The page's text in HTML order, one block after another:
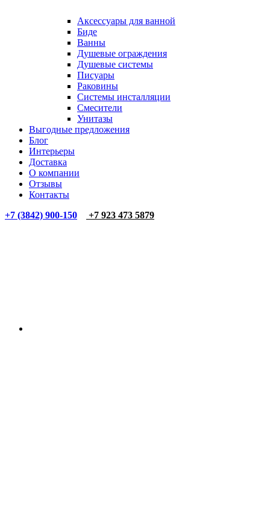
Аксессуары для ванной
Биде
Ванны
Душевые ограждения
Душевые системы
Писуары
Раковины
Системы инсталляции
Смесители
Унитазы
Выгодные предложения
Блог
Интерьеры
Доставка
О компании
Отзывы
Контакты
+7 (3842) 900-150
+7 923 473 5879